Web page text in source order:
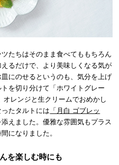
たちはそのまま食べてももちろん
るだけで、より美味しくなる気が
にのせるというのも、気分を上げ
を切り分けて「ホワイトグレー
レンジと生クリームでおめかし
たタルトには 「月白 ゴブレッ
えました。優雅な雰囲気もプラス
になりました。
を楽しむ時にも